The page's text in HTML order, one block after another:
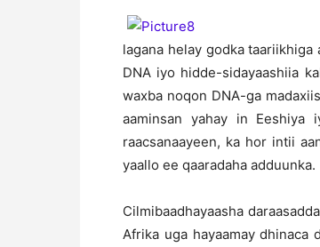
lagana helay godka
DNA iyo hidde-sidayaashiia
waxba noqon DNA-ga
aaminsan yahay in
raacsanaayeen, ka hor intii
yaallo ee qaaradaha adduunka.
Cilmibaadhayaasha
Afrika uga hayaamay dhinaca